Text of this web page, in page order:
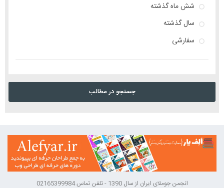
شش ماه گذشته
سال گذشته
سفارشی
جستجو در مطالب
انجمن جوملای ایران از سال 1390 - تلفن تماس 02165399984